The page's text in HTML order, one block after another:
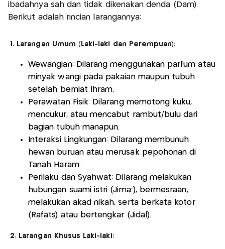
ibadahnya sah dan tidak dikenakan denda (Dam).
Berikut adalah rincian larangannya:
1. Larangan Umum (Laki-laki dan Perempuan):
Wewangian: Dilarang menggunakan parfum atau
minyak wangi pada pakaian maupun tubuh
setelah berniat Ihram.
Perawatan Fisik: Dilarang memotong kuku,
mencukur, atau mencabut rambut/bulu dari
bagian tubuh manapun.
Interaksi Lingkungan: Dilarang membunuh
hewan buruan atau merusak pepohonan di
Tanah Haram.
Perilaku dan Syahwat: Dilarang melakukan
hubungan suami istri (Jima'), bermesraan,
melakukan akad nikah, serta berkata kotor
(Rafats) atau bertengkar (Jidal).
2. Larangan Khusus Laki-laki: